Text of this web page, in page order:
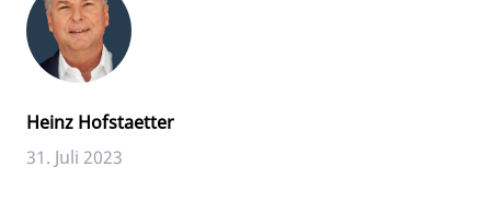
Heinz Hofstaetter
31. Juli 2023